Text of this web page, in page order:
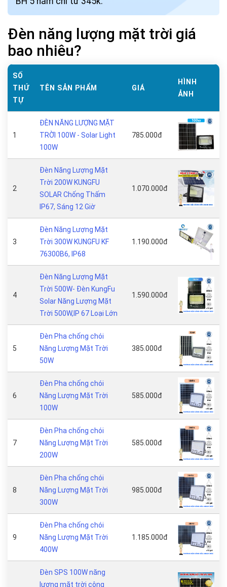
Đèn năng lượng mặt trời giá
bao nhiêu?
SỐ
THỨ
TỰ
TÊN SẢN PHẨM GIÁ
HÌNH
ẢNH
1
ĐÈN NĂNG LƯỢNG MẶT
TRỜI 100W - Solar Light
100W
785.000đ
2
Đèn Năng Lượng Mặt
Trời 200W KUNGFU
SOLAR Chống Thấm
IP67, Sáng 12 Giờ
1.070.000đ
3
Đèn Năng Lượng Mặt
Trời 300W KUNGFU KF
76300B6, IP68
1.190.000đ
4
Đèn Năng Lượng Mặt
Trời 500W- Đèn KungFu
Solar Năng Lượng Mặt
Trời 500W,IP 67 Loại Lớn
1.590.000đ
5
Đèn Pha chống chói
Năng Lượng Mặt Trời
50W
385.000đ
6
Đèn Pha chống chói
Năng Lượng Mặt Trời
100W
585.000đ
7
Đèn Pha chống chói
Năng Lượng Mặt Trời
200W
585.000đ
8
Đèn Pha chống chói
Năng Lượng Mặt Trời
300W
985.000đ
9
Đèn Pha chống chói
Năng Lượng Mặt Trời
400W
1.185.000đ
Đèn SPS 100W năng
lượng mặt trời công